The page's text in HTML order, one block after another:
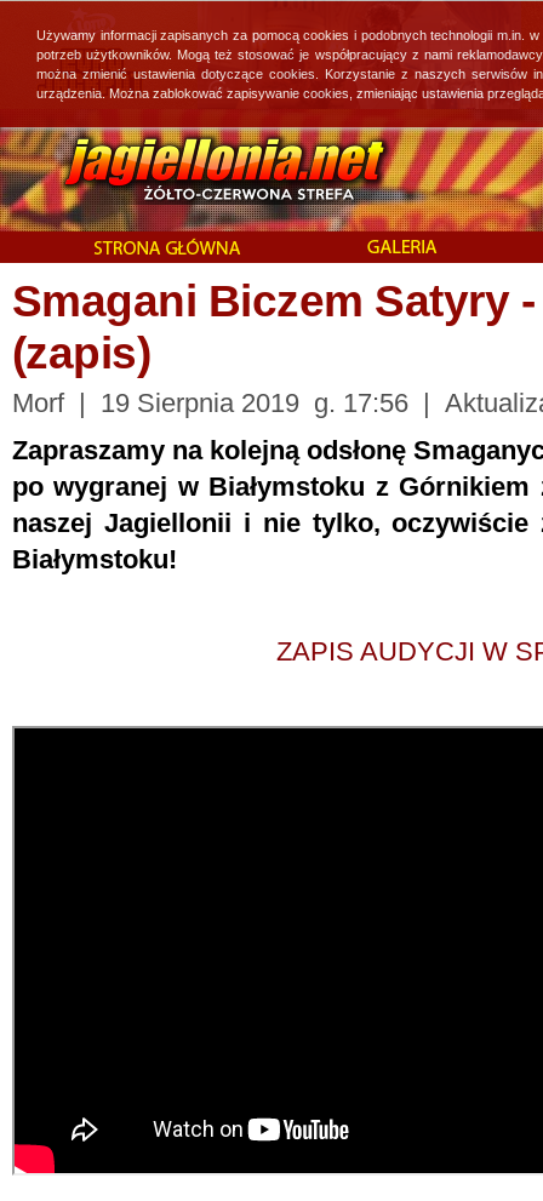
Smagani Biczem Satyry -
(zapis)
Morf | 19 Sierpnia 2019 g. 17:56 |
Zapraszamy na kolejną odsłonę
po wygranej w Białymstoku z Górnikiem
naszej Jagiellonii i nie tylko,
Białymstoku!
ZAPIS AUDYCJI W
Używamy informacji zapisanych za pomocą cookies i podobnych technologii
potrzeb użytkowników. Mogą też stosować je współpracujący z nami
można zmienić ustawienia dotyczące cookies. Korzystanie z naszych
urządzenia. Można zablokować zapisywanie cookies, zmieniając ustawienia